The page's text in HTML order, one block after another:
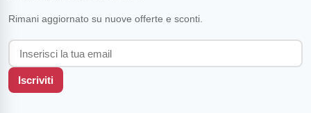
Rimani aggiornato su nuove offerte e sconti.
Iscriviti